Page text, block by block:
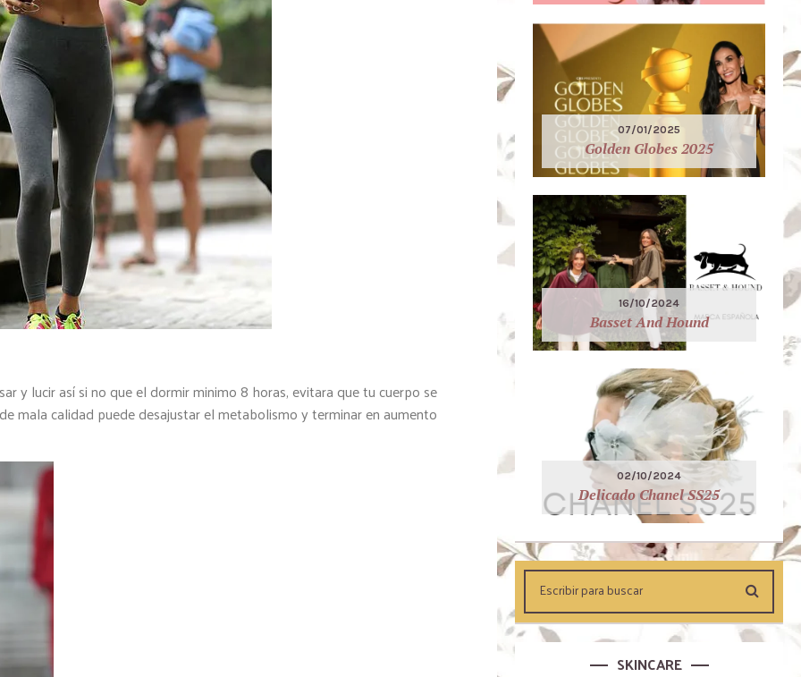
y lucir así si no que el dormir minimo 8 horas, evitara que tu cuerpo se
mala calidad puede desajustar el metabolismo y terminar en aumento
07/01/2025
Golden Globes 2025
16/10/2024
Basset And Hound
02/10/2024
Delicado Chanel SS25
SKINCARE